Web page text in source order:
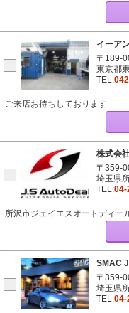
イーア
〒189-
東京都
TEL:
ご来店お待ちしております
株式会
〒359-
埼玉県
TEL:04-
所沢市ジェイエスオートディー
SMAC
〒359-
埼玉県
TEL:04-